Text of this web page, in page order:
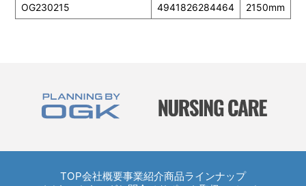
OG230215
4941826284464 2150mm
TOP会社概要事業紹介商品ラインナップ